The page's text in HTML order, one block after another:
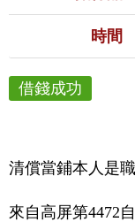
時間
借錢成功
清償當鋪本人是
來自高屏第4472